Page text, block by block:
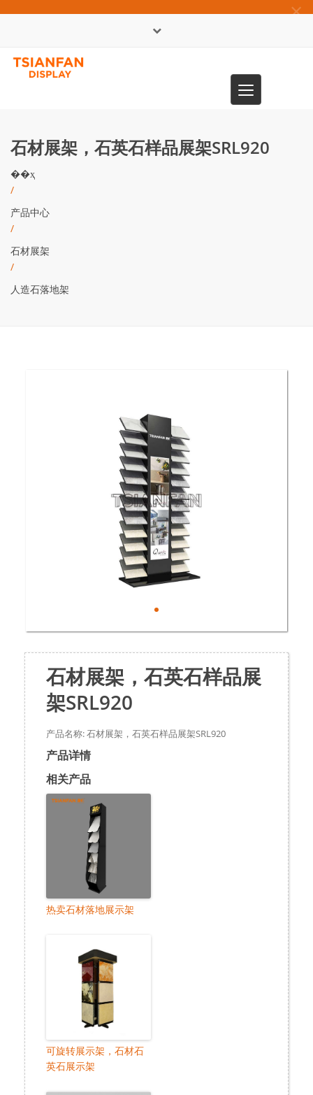
×
Toggle
navigation
石材展架，石英石样品展架SRL920
��ҳ
/
产品中心
/
石材展架
/
人造石落地架
石材展架，石英石样品展
架SRL920
产品名称: 石材展架，石英石样品展架SRL920
产品详情
相关产品
热卖石材落地展示架
可旋转展示架，石材石
英石展示架